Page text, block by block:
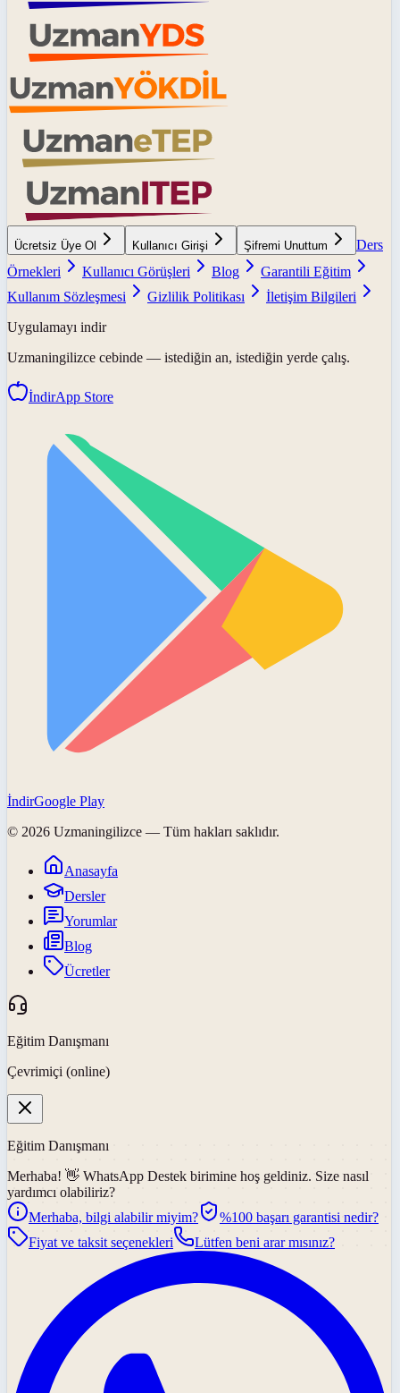
Ücretsiz Üye Ol Kullanıcı Girişi Şifremi Unuttum
Ders
Örnekleri
Kullanıcı Görüşleri Blog
Garantili Eğitim
Kullanım Sözleşmesi
Gizlilik Politikası
İletişim Bilgileri
Uygulamayı indir
Uzmaningilizce cebinde — istediğin an, istediğin yerde çalış.
İndirApp Store
İndirGoogle Play
© 2026 Uzmaningilizce — Tüm hakları saklıdır.
Anasayfa
Dersler
Yorumlar
Blog
Ücretler
Eğitim Danışmanı
Çevrimiçi (online)
Eğitim Danışmanı
Merhaba! 👋 WhatsApp Destek birimine hoş geldiniz. Size nasıl
yardımcı olabiliriz?
Merhaba, bilgi alabilir miyim?
%100 başarı garantisi nedir?
Fiyat ve taksit seçenekleri
Lütfen beni arar mısınız?